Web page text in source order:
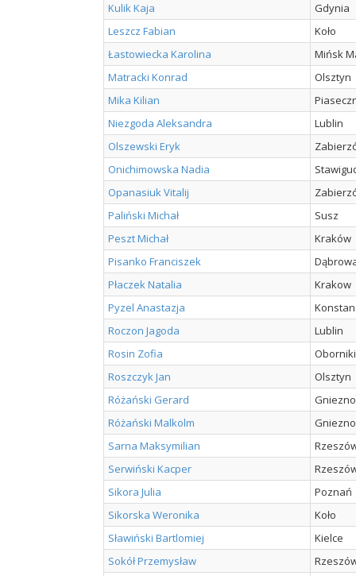
Kulik Kaja
Gdynia
Leszcz Fabian
Koło
Łastowiecka Karolina
Mińsk
Matracki Konrad
Olsztyn
Mika Kilian
Niezgoda Aleksandra
Lublin
Olszewski Eryk
Onichimowska Nadia
Opanasiuk Vitalij
Paliński Michał
Susz
Peszt Michał
Kraków
Pisanko Franciszek
Płaczek Natalia
Krakow
Pyzel Anastazja
Roczon Jagoda
Lublin
Rosin Zofia
Oborniki
Roszczyk Jan
Olsztyn
Różański Gerard
Gniezno
Różański Malkolm
Gniezno
Sarna Maksymilian
Serwiński Kacper
Sikora Julia
Poznań
Sikorska Weronika
Koło
Sławiński Bartlomiej
Kielce
Sokół Przemysław